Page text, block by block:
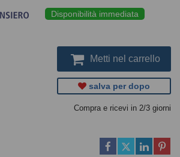
Disponibilità immediata
Metti nel carrello
salva per dopo
Compra e ricevi in 2/3 giorni